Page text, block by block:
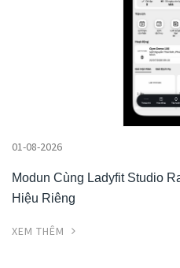
01-08-2026
Modun Cùng Ladyfit Studio
Hiệu Riêng
XEM THÊM